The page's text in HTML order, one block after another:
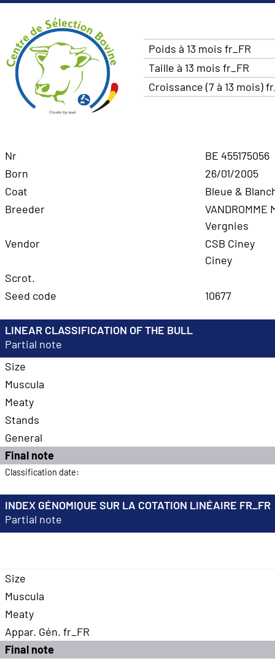
Poids à 13 mois fr_FR
Taille à 13 mois fr_FR
Croissance (7 à 13 mois)
Nr
BE 455175056
Born
26/01/2005
Coat
Bleue &
Breeder
Vergnies
Vendor
CSB Ciney
Ciney
Scrot.
Seed code
10677
LINEAR CLASSIFICATION OF THE BULL
Partial note
Size
Muscula
Meaty
Stands
General
Final note
Classification date:
INDEX GÉNOMIQUE SUR LA COTATION LINÉAIRE FR_FR
Partial note
Size
Muscula
Meaty
Appar. Gén. fr_FR
Final note